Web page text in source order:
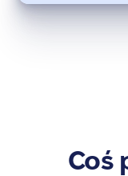
Coś